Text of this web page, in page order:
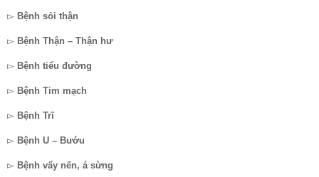
▻ Bệnh sỏi thận
▻ Bệnh Thận – Thận hư
▻ Bệnh tiểu đường
▻ Bệnh Tim mạch
▻ Bệnh Trĩ
▻ Bệnh U – Bướu
▻ Bệnh vẩy nến, á sừng